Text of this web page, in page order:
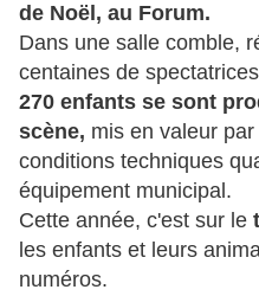
de Noël, au Forum.
Dans une salle comble,
centaines de
270 enfants se sont
scène, mis en valeur
conditions techniques
équipement municipal.
Cette année, c'est sur le
les enfants et leurs
numéros.